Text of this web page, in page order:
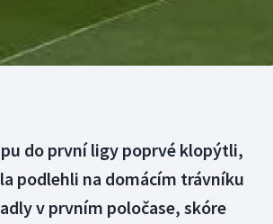
do první ligy poprvé klopýtli,
podlehli na domácím trávníku
v prvním poločase, skóre